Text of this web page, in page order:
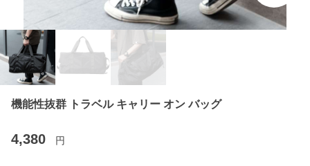
機能性抜群 トラベル キャリー オン バッグ
4,380 円